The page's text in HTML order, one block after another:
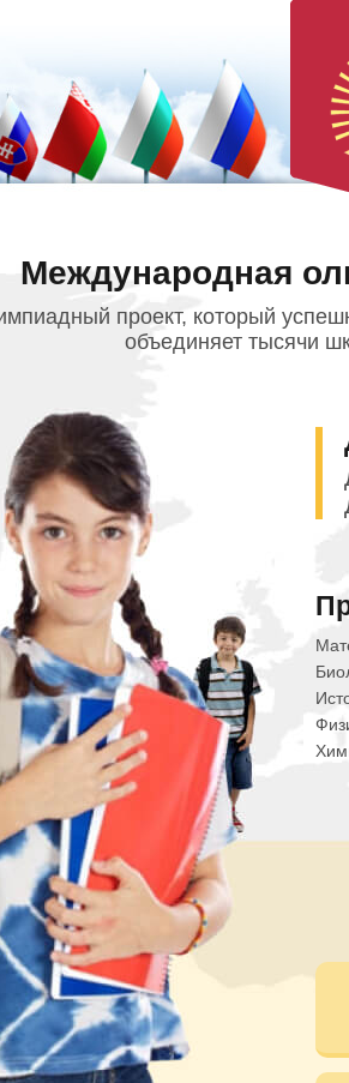
Международная
проект, который
объединяет тысячи